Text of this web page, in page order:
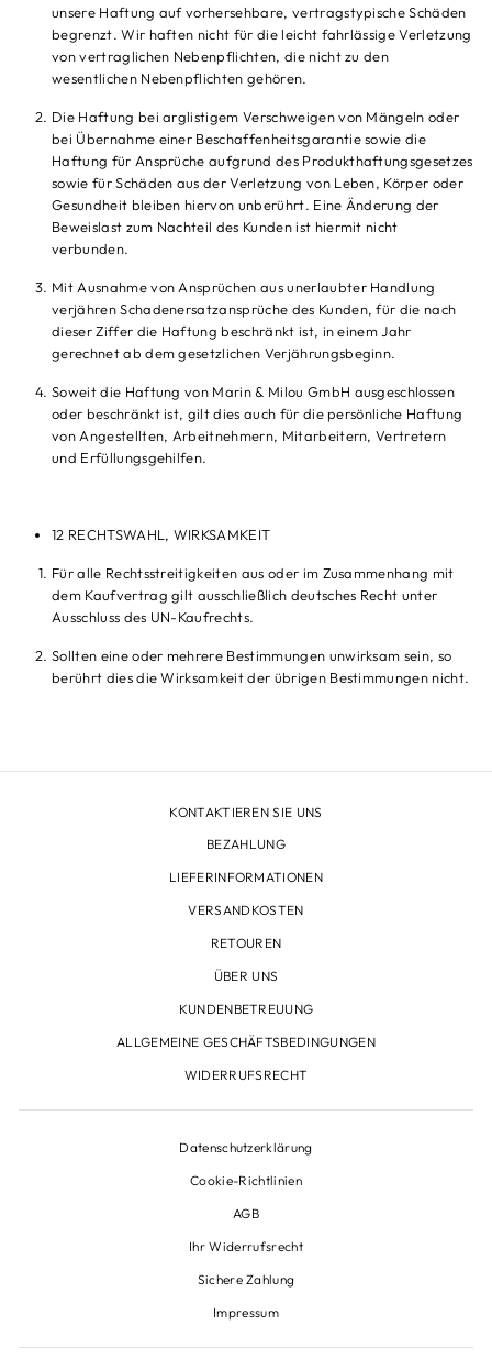
unsere Haftung auf vorhersehbare, vertragstypische Schäden
begrenzt. Wir haften nicht für die leicht fahrlässige Verletzung
von vertraglichen Nebenpflichten, die nicht zu den
wesentlichen Nebenpflichten gehören.
Die Haftung bei arglistigem Verschweigen von Mängeln oder
bei Übernahme einer Beschaffenheitsgarantie sowie die
Haftung für Ansprüche aufgrund des Produkthaftungsgesetzes
sowie für Schäden aus der Verletzung von Leben, Körper oder
Gesundheit bleiben hiervon unberührt. Eine Änderung der
Beweislast zum Nachteil des Kunden ist hiermit nicht
verbunden.
Mit Ausnahme von Ansprüchen aus unerlaubter Handlung
verjähren Schadenersatzansprüche des Kunden, für die nach
dieser Ziffer die Haftung beschränkt ist, in einem Jahr
gerechnet ab dem gesetzlichen Verjährungsbeginn.
Soweit die Haftung von Marin & Milou GmbH ausgeschlossen
oder beschränkt ist, gilt dies auch für die persönliche Haftung
von Angestellten, Arbeitnehmern, Mitarbeitern, Vertretern
und Erfüllungsgehilfen.
12 RECHTSWAHL, WIRKSAMKEIT
Für alle Rechtsstreitigkeiten aus oder im Zusammenhang mit
dem Kaufvertrag gilt ausschließlich deutsches Recht unter
Ausschluss des UN-Kaufrechts.
Sollten eine oder mehrere Bestimmungen unwirksam sein, so
berührt dies die Wirksamkeit der übrigen Bestimmungen nicht.
KONTAKTIEREN SIE UNS
BEZAHLUNG
LIEFERINFORMATIONEN
VERSANDKOSTEN
RETOUREN
ÜBER UNS
KUNDENBETREUUNG
ALLGEMEINE GESCHÄFTSBEDINGUNGEN
WIDERRUFSRECHT
Datenschutzerklärung
Cookie-Richtlinien
AGB
Ihr Widerrufsrecht
Sichere Zahlung
Impressum